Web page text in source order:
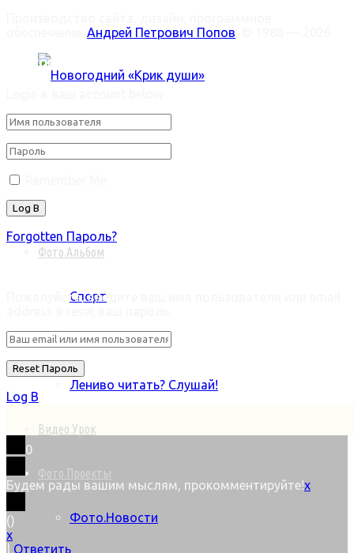
Новогодний «Крик души»
Фото.Альбом
Спорт
Байки
Лениво читать? Слушай!
Видео.Урок
Фото.Проекты
Фото.Новости
Андрей Петрович Попов
Welcome Back!
Forgotten Пароль?
Пожалуйста, введите ваш имя пользователя или email
Log В
0
Будем рады вашим мыслям, прокомментируйте!x
()
x
Ответить